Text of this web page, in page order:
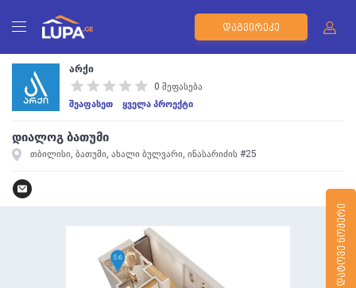
ᲓᲐᲒᲕᲘᲠᲔᲙᲔ
არქი
0 შეფასება
შეაფასეთ
ყველა პროექტი
დიალოგ ბათუმი
თბილისი, ბათუმი, ახალი ბულვარი, ინასარიძის #25
ᲓᲐᲢᲝᲕᲔ ᲜᲝᲛᲔᲠᲘ